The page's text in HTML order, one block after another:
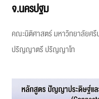
จ.นครปฐม
คณะนิติศาสตร์ มหาวิทยาลัยศรี
ปริญญาตรี ปริญญาโท